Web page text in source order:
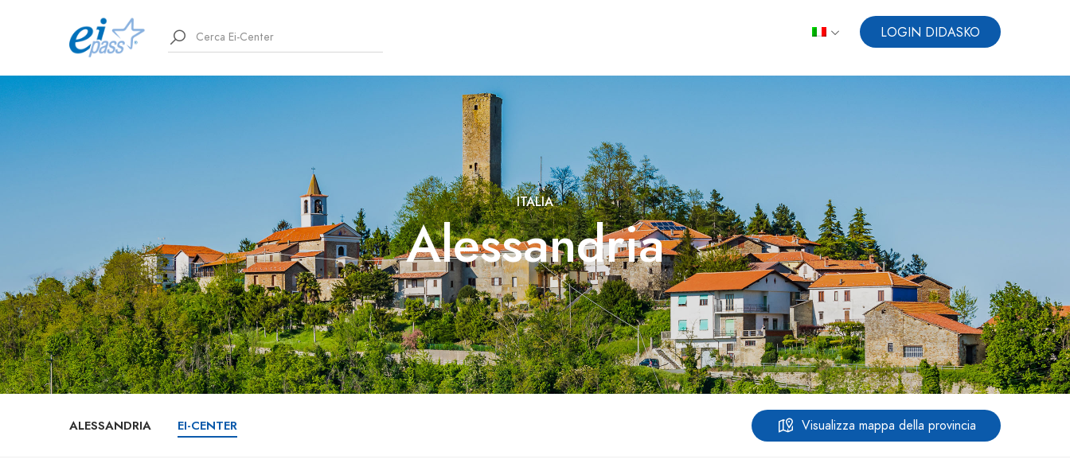
LOGIN DIDASKO
ITALIA
Alessandria
ALESSANDRIA EI-CENTER Visualizza mappa della provincia